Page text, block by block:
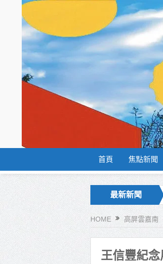
首頁 焦點新聞
最新新聞
HOME 高屏雲嘉南
王信豐紀